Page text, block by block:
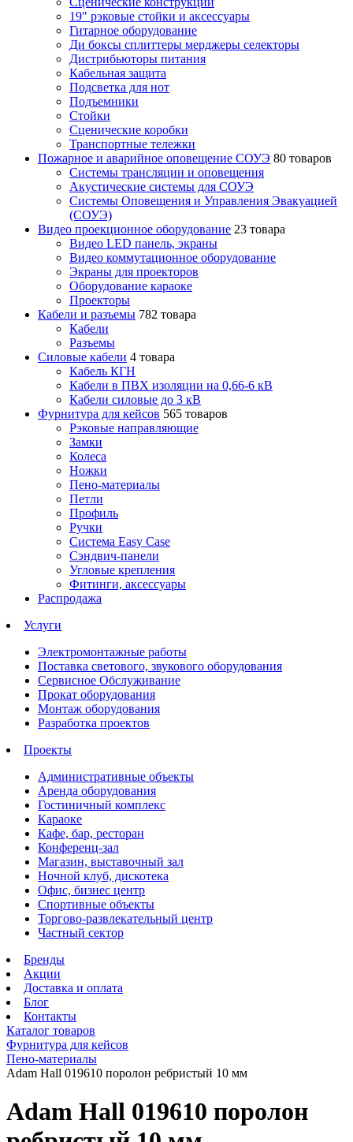
19" рэковые стойки и аксесcуары
Гитарное оборудование
Ди боксы сплиттеры мерджеры селекторы
Дистрибьюторы питания
Кабельная защита
Подсветка для нот
Подъемники
Стойки
Сценические коробки
Транспортные тележки
Пожарное и аварийное оповещение СОУЭ 80 товаров
Cистемы трансляции и оповещения
Акустические системы для СОУЭ
Системы Оповещения и Управления Эвакуацией
(СОУЭ)
Видео проекционное оборудование 23 товара
Видео LED панель, экраны
Видео коммутационное оборудование
Экраны для проекторов
Оборудование караоке
Проекторы
Кабели и разъемы 782 товара
Кабели
Разъемы
Силовые кабели 4 товара
Кабель КГН
Кабели в ПВХ изоляции на 0,66-6 кВ
Кабели силовые до 3 кВ
Фурнитура для кейсов 565 товаров
Рэковые направляющие
Замки
Колеса
Ножки
Пено-материалы
Петли
Профиль
Ручки
Система Easy Case
Сэндвич-панели
Угловые крепления
Фитинги, аксессуары
Распродажа
Услуги
Электромонтажные работы
Поставка светового, звукового оборудования
Сервисное Обслуживание
Прокат оборудования
Монтаж оборудования
Разработка проектов
Проекты
Административные объекты
Аренда оборудования
Гостиничный комплекс
Караоке
Кафе, бар, ресторан
Конференц-зал
Магазин, выставочный зал
Ночной клуб, дискотека
Офис, бизнес центр
Спортивные объекты
Торгово-развлекательный центр
Частный сектор
Бренды
Акции
Доставка и оплата
Блог
Контакты
Каталог товаров
Фурнитура для кейсов
Пено-материалы
Adam Hall 019610 поролон ребристый 10 мм
Adam Hall 019610 поролон